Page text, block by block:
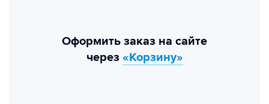
Оформить заказ на сайте
через «Корзину»